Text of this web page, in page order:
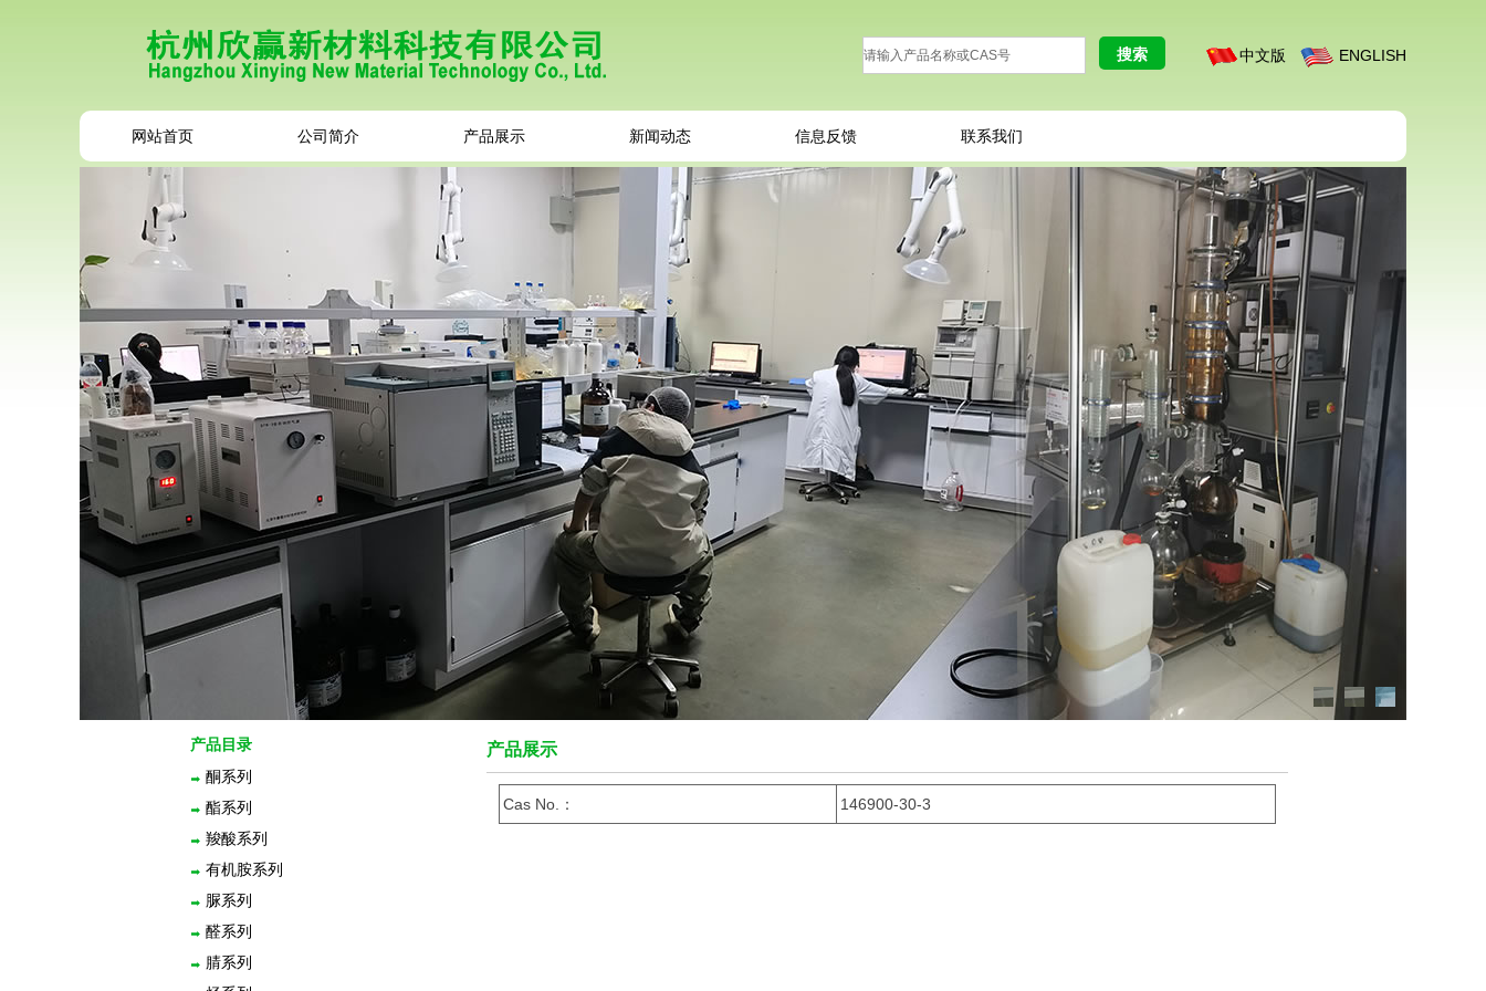
中文版 ENGLISH
网站首页 公司简介 产品展示 新闻动态 信息反馈 联系我们
产品目录
酮系列
酯系列
羧酸系列
有机胺系列
脲系列
醛系列
腈系列
产品展示
Cas No.： 146900-30-3